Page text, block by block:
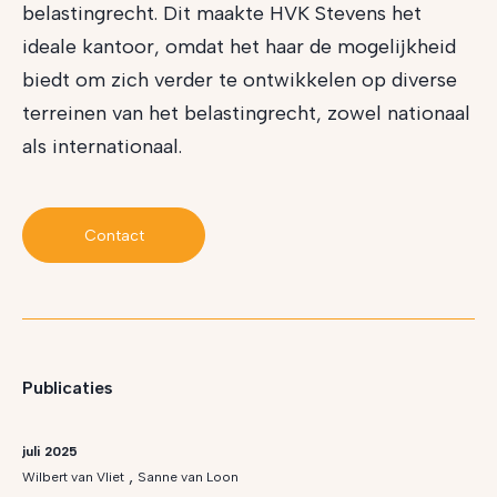
belastingrecht. Dit maakte HVK Stevens het
ideale kantoor, omdat het haar de mogelijkheid
biedt om zich verder te ontwikkelen op diverse
terreinen van het belastingrecht, zowel nationaal
als internationaal.
Contact
Publicaties
juli 2025
Wilbert van Vliet , Sanne van Loon